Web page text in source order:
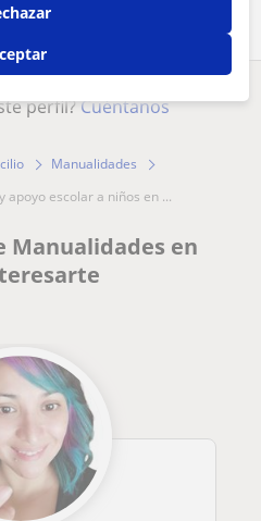
perfil?Cuéntanos
Manualidades
apoyo escolar a niños en ...
Manualidades en